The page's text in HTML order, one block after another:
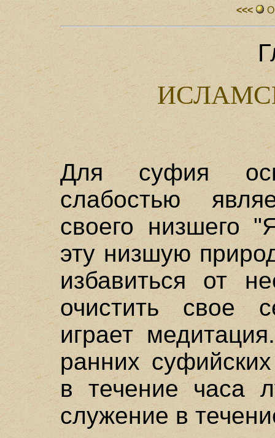
<<<
Для суфия
слабостью
своего низшего
эту низшую
избавиться от
очистить свое
играет
ранних
в течение часа
служение в